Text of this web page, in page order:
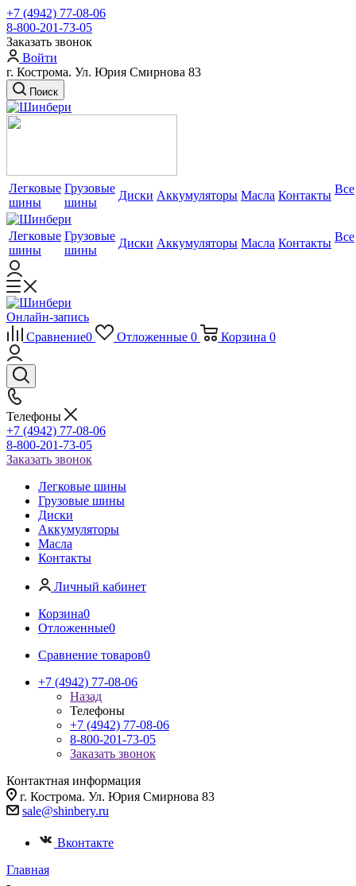
+7 (4942) 77-08-06
8-800-201-73-05
Заказать звонок
Войти
г. Кострома. Ул. Юрия Смирнова 83
Поиск
Легковые
шины
Грузовые
шины
Диски Аккумуляторы Масла Контакты Все
Легковые
шины
Грузовые
шины
Диски Аккумуляторы Масла Контакты Все
Онлайн-запись
Сравнение0 Отложенные 0 Корзина 0
Телефоны
+7 (4942) 77-08-06
8-800-201-73-05
Заказать звонок
Легковые шины
Грузовые шины
Диски
Аккумуляторы
Масла
Контакты
Личный кабинет
Корзина0
Отложенные0
Сравнение товаров0
+7 (4942) 77-08-06
Назад
Телефоны
+7 (4942) 77-08-06
8-800-201-73-05
Заказать звонок
Контактная информация
г. Кострома. Ул. Юрия Смирнова 83
sale@shinbery.ru
Вконтакте
Главная